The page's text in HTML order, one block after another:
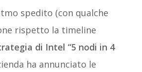
spedito (con qualche
rispetto la timeline
di Intel “5 nodi in 4
ha annunciato le